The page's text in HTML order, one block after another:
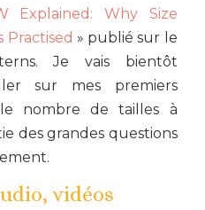
Explained: Why Size
Practised » publié sur le
Je vais bientôt
sur mes premiers
nombre de tailles à
des grandes questions
vidéos